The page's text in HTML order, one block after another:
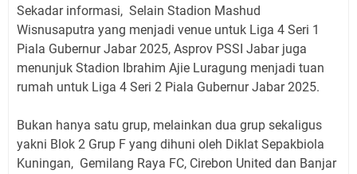
Sekadar informasi, Selain Stadion Mashud
Wisnusaputra yang menjadi venue untuk Liga 4 Seri 1
Piala Gubernur Jabar 2025, Asprov PSSI Jabar juga
menunjuk Stadion Ibrahim Ajie Luragung menjadi tuan
rumah untuk Liga 4 Seri 2 Piala Gubernur Jabar 2025.
Bukan hanya satu grup, melainkan dua grup sekaligus
yakni Blok 2 Grup F yang dihuni oleh Diklat Sepakbiola
Kuningan, Gemilang Raya FC, Cirebon United dan Banjar